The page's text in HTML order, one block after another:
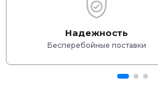
Надежность
Бесперебойные поставки